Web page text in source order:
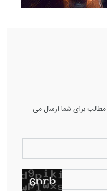
برای شما ارسال می